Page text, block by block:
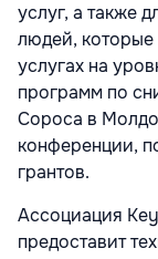
услуг, а также
людей, которые
услугах на
программ по
Сороса в
конференции,
грантов.
Ассоциация
предоставит